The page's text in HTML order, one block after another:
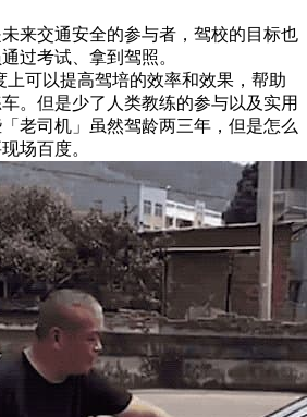
来交通安全的参与者，驾校的目标也
过考试、拿到驾照。
可以提高驾培的效率和效果，帮助
。但是少了人类教练的参与以及实用
老司机」虽然驾龄两三年，但是怎么
场百度。